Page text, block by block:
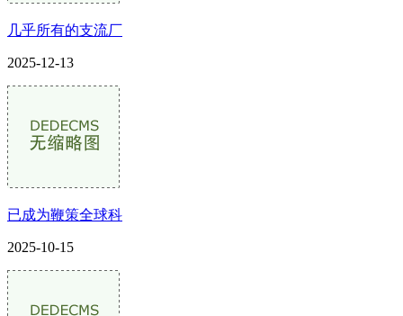
几乎所有的支流厂
2025-12-13
已成为鞭策全球科
2025-10-15